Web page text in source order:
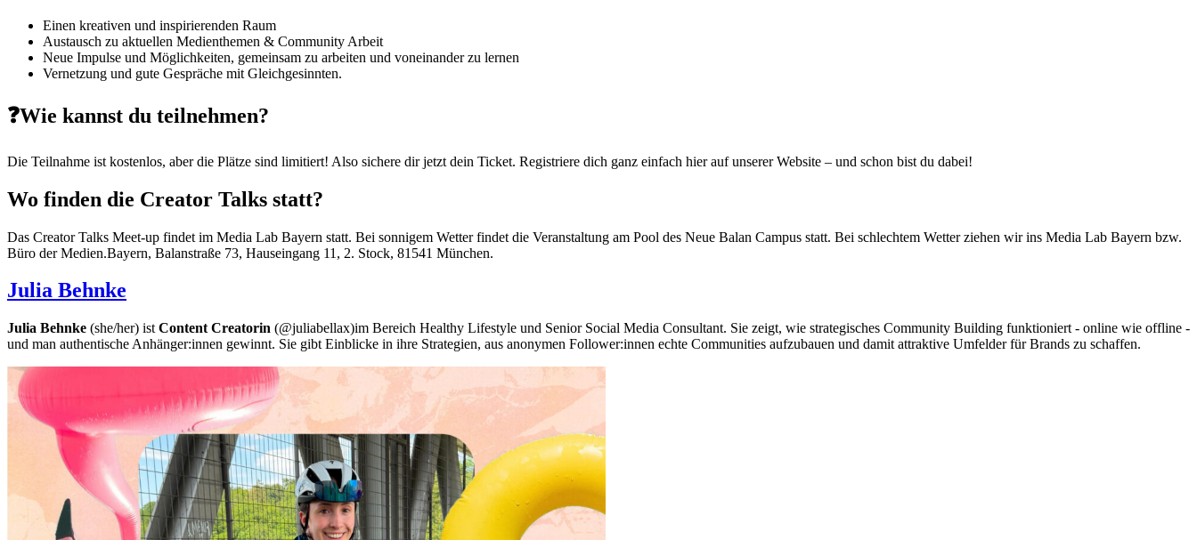
Einen kreativen und inspirierenden Raum
Austausch zu aktuellen Medienthemen & Community Arbeit
Neue Impulse und Möglichkeiten, gemeinsam zu arbeiten und voneinander zu lernen
Vernetzung und gute Gespräche mit Gleichgesinnten.
❓Wie kannst du teilnehmen?
Die Teilnahme ist kostenlos, aber die Plätze sind limitiert! Also sichere dir jetzt dein Ticket. Registriere dich ganz einfach hier auf unserer Website – und schon bist du dabei!
Wo finden die Creator Talks statt?
Das Creator Talks Meet-up findet im Media Lab Bayern statt. Bei sonnigem Wetter findet die Veranstaltung am Pool des Neue Balan Campus statt. Bei schlechtem Wetter ziehen wir ins Media Lab Bayern bzw.
Büro der Medien.Bayern, Balanstraße 73, Hauseingang 11, 2. Stock, 81541 München.
Julia Behnke
Julia Behnke (she/her) ist Content Creatorin (@juliabellax)im Bereich Healthy Lifestyle und Senior Social Media Consultant. Sie zeigt, wie strategisches Community Building funktioniert - online wie offline -
und man authentische Anhänger:innen gewinnt. Sie gibt Einblicke in ihre Strategien, aus anonymen Follower:innen echte Communities aufzubauen und damit attraktive Umfelder für Brands zu schaffen.